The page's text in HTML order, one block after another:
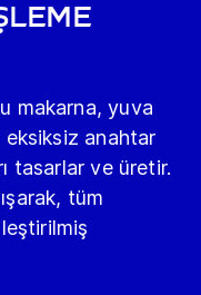
makarna, yuva
anahtar
tasarlar ve üretir.
tüm